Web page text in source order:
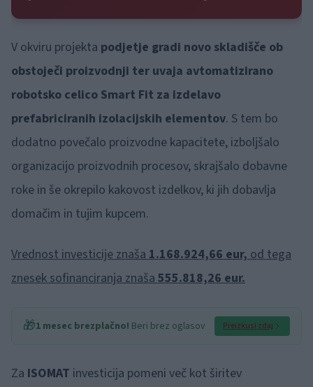
V okviru projekta podjetje gradi novo skladišče ob
obstoječi proizvodnji ter uvaja avtomatizirano
robotsko celico Smart Fit za izdelavo
prefabriciranih izolacijskih elementov. S tem bo
dodatno povečalo proizvodne kapacitete, izboljšalo
organizacijo proizvodnih procesov, skrajšalo dobavne
roke in še okrepilo kakovost izdelkov, ki jih dobavlja
domačim in tujim kupcem.
Vrednost investicije znaša1.168.924,66 eur,od tega
znesek sofinanciranja znaša555.818,26 eur.
🎁1 mesec brezplačno! Beri brez oglasov Preizkusi zdaj
Za ISOMAT investicija pomeni več kot širitev